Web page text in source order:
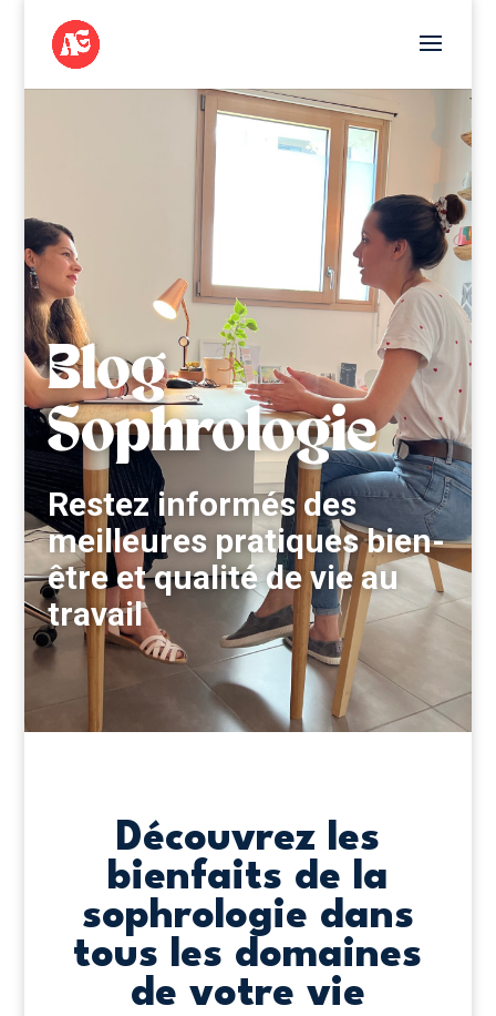
Blog
Sophrologie
Restez informés des
meilleures pratiques bien-
être et qualité de vie au
travail
Découvrez les
bienfaits de la
sophrologie dans
tous les domaines
de votre vie